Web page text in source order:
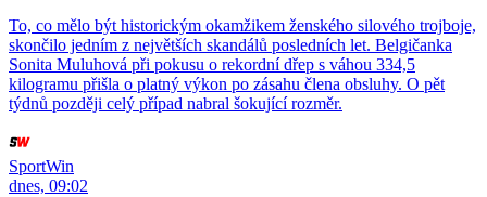
To, co mělo být historickým okamžikem ženského silového trojboje,
skončilo jedním z největších skandálů posledních let. Belgičanka
Sonita Muluhová při pokusu o rekordní dřep s váhou 334,5
kilogramu přišla o platný výkon po zásahu člena obsluhy. O pět
týdnů později celý případ nabral šokující rozměr.
SportWin
dnes, 09:02